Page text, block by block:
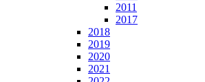
2011
2017
2018
2019
2020
2021